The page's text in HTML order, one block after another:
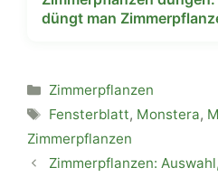
düngt man
Kategorien
Zimmerpflanzen
Schlagwörter
Fensterblatt, Monstera,
Zimmerpflanzen
Zimmerpflanzen: